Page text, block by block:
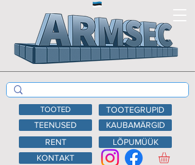
TEENUSED
KAUBAMÄRGID
RENT
LÕPUMÜÜK
KONTAKT
TOOTED TOOTEGRUPID